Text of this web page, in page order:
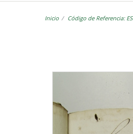
Inicio Código de Referencia: